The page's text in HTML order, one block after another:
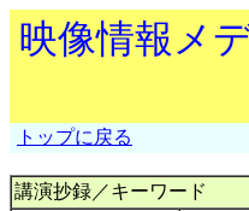
映像情報メ
トップに戻る
講演抄録／キーワード